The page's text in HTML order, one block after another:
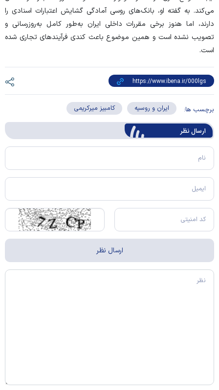
می‌کند. به گفته او، بانک‌های روسی آمادگی گشایش اعتبارات اسنادی را
دارند، اما هنوز برخی مقررات داخلی ایران به‌طور کامل به‌روزرسانی و
تصویب نشده است و همین موضوع باعث کندی فرآیند‌های تجاری شده
است.
برچسب ها: ایران و روسیه کامبیز میرکریمی
ارسال‌ نظر